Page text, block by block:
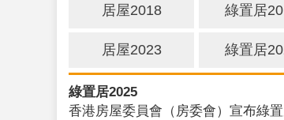
居屋2018 綠置居
居屋2023 綠置居
綠置居2025
香港房屋委員會（房委會）宣布綠